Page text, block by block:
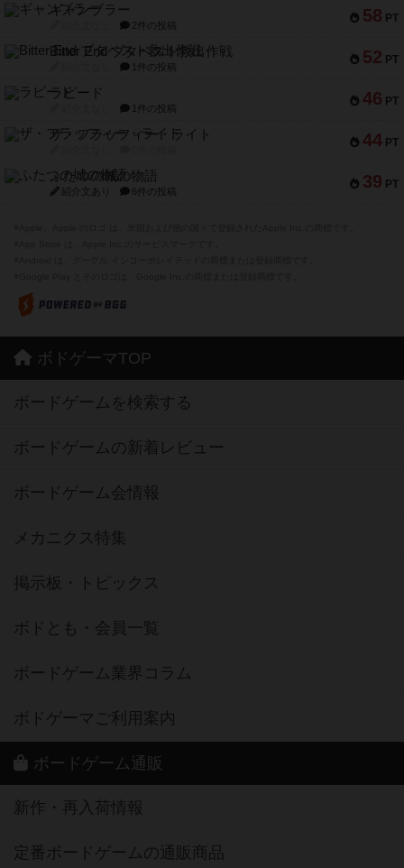
58 PT
ギャンブラー
2件の投稿
52 PT
Bitter End ブタペスト救出作戦
1件の投稿
46 PT
ラピード
1件の投稿
44 PT
ザ・フラッフィー・ライト
39 PT
ふたつの城の物語
紹介文あり 6件の投稿
ボドゲーマTOP
ボードゲームを検索する
ボードゲームの新着レビュー
ボードゲーム会情報
メカニクス特集
掲示板・トピックス
ボドとも・会員一覧
ボードゲーム業界コラム
ボドゲーマご利用案内
ボードゲーム通販
新作・再入荷情報
定番ボードゲームの通販商品